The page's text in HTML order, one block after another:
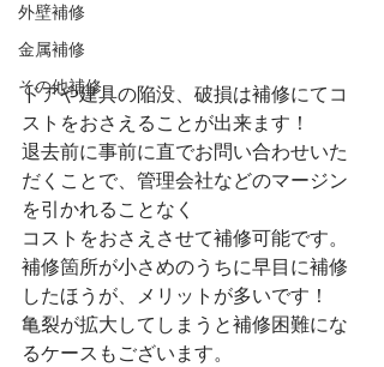
外壁補修
金属補修
その他補修
ドアや建具の陥没、破損は補修にてコ
ストをおさえることが出来ます！
退去前に事前に直でお問い合わせいた
だくことで、管理会社などのマージン
を引かれることなく
コストをおさえさせて補修可能です。
補修箇所が小さめのうちに早目に補修
したほうが、メリットが多いです！
亀裂が拡大してしまうと補修困難にな
るケースもございます。